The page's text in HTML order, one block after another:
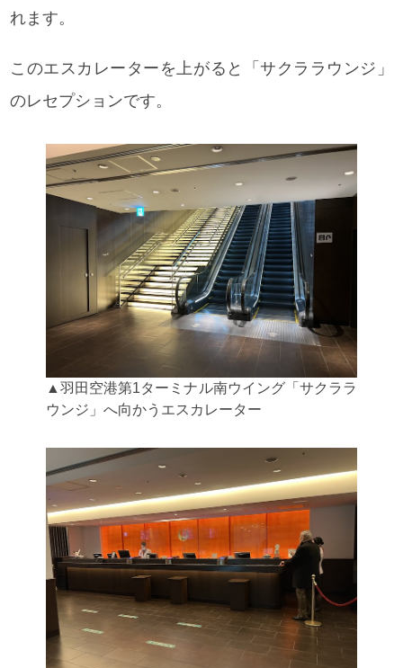
れます。
このエスカレーターを上がると「サクララウンジ」
のレセプションです。
▲羽田空港第1ターミナル南ウイング「サクララ
ウンジ」へ向かうエスカレーター